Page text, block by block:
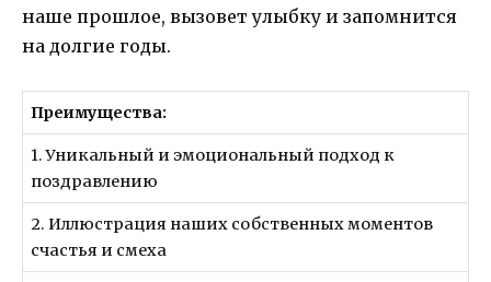
наше прошлое, вызовет улыбку и запомнится
на долгие годы.
Преимущества:
1. Уникальный и эмоциональный подход к
поздравлению
2. Иллюстрация наших собственных моментов
счастья и смеха